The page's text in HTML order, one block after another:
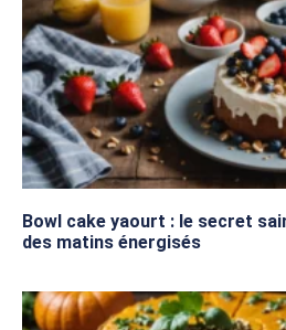
Bowl cake yaourt : le secret
des matins énergisés